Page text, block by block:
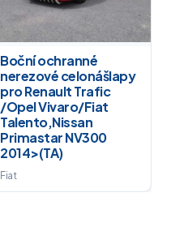
Boční ochranné
nerezové celonášlapy
pro Renault Trafic
/Opel Vivaro/Fiat
Talento,Nissan
Primastar NV300
2014>(TA)
Fiat